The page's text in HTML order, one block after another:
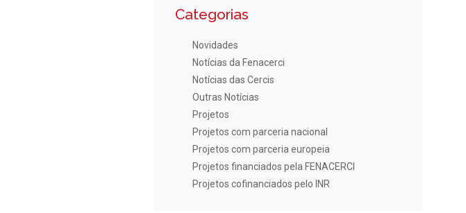
Categorias
Novidades
Notícias da Fenacerci
Notícias das Cercis
Outras Notícias
Projetos
Projetos com parceria nacional
Projetos com parceria europeia
Projetos financiados pela FENACERCI
Projetos cofinanciados pelo INR